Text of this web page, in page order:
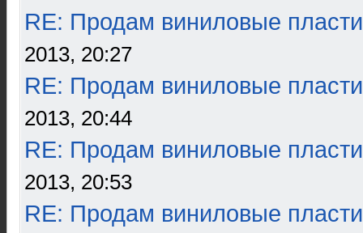
RE: Продам виниловые
2013, 20:27
RE: Продам виниловые
2013, 20:44
RE: Продам виниловые
2013, 20:53
RE: Продам виниловые